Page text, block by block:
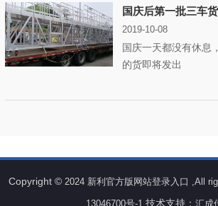
国庆后第一批三车
2019-10-08
国庆一天都没有休息
的货即将发出
Copyright © 2024 新利官方版网站登录入口 ,All
13046700号-1 技术支持： 汇成